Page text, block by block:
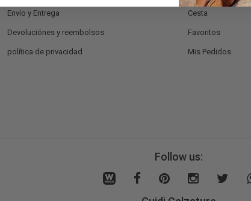
Envío y Entrega
Devoluciónes y reembolsos
política de privacidad
Cesta
Favoritos
Mis Pedidos
Follow us: